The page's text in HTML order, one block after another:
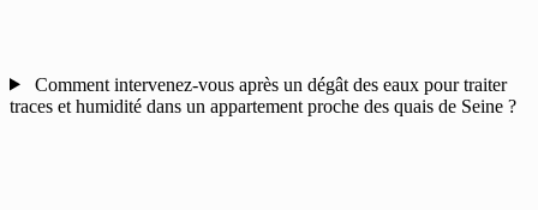
Comment intervenez-vous après un dégât des eaux pour traiter
traces et humidité dans un appartement proche des quais de Seine ?